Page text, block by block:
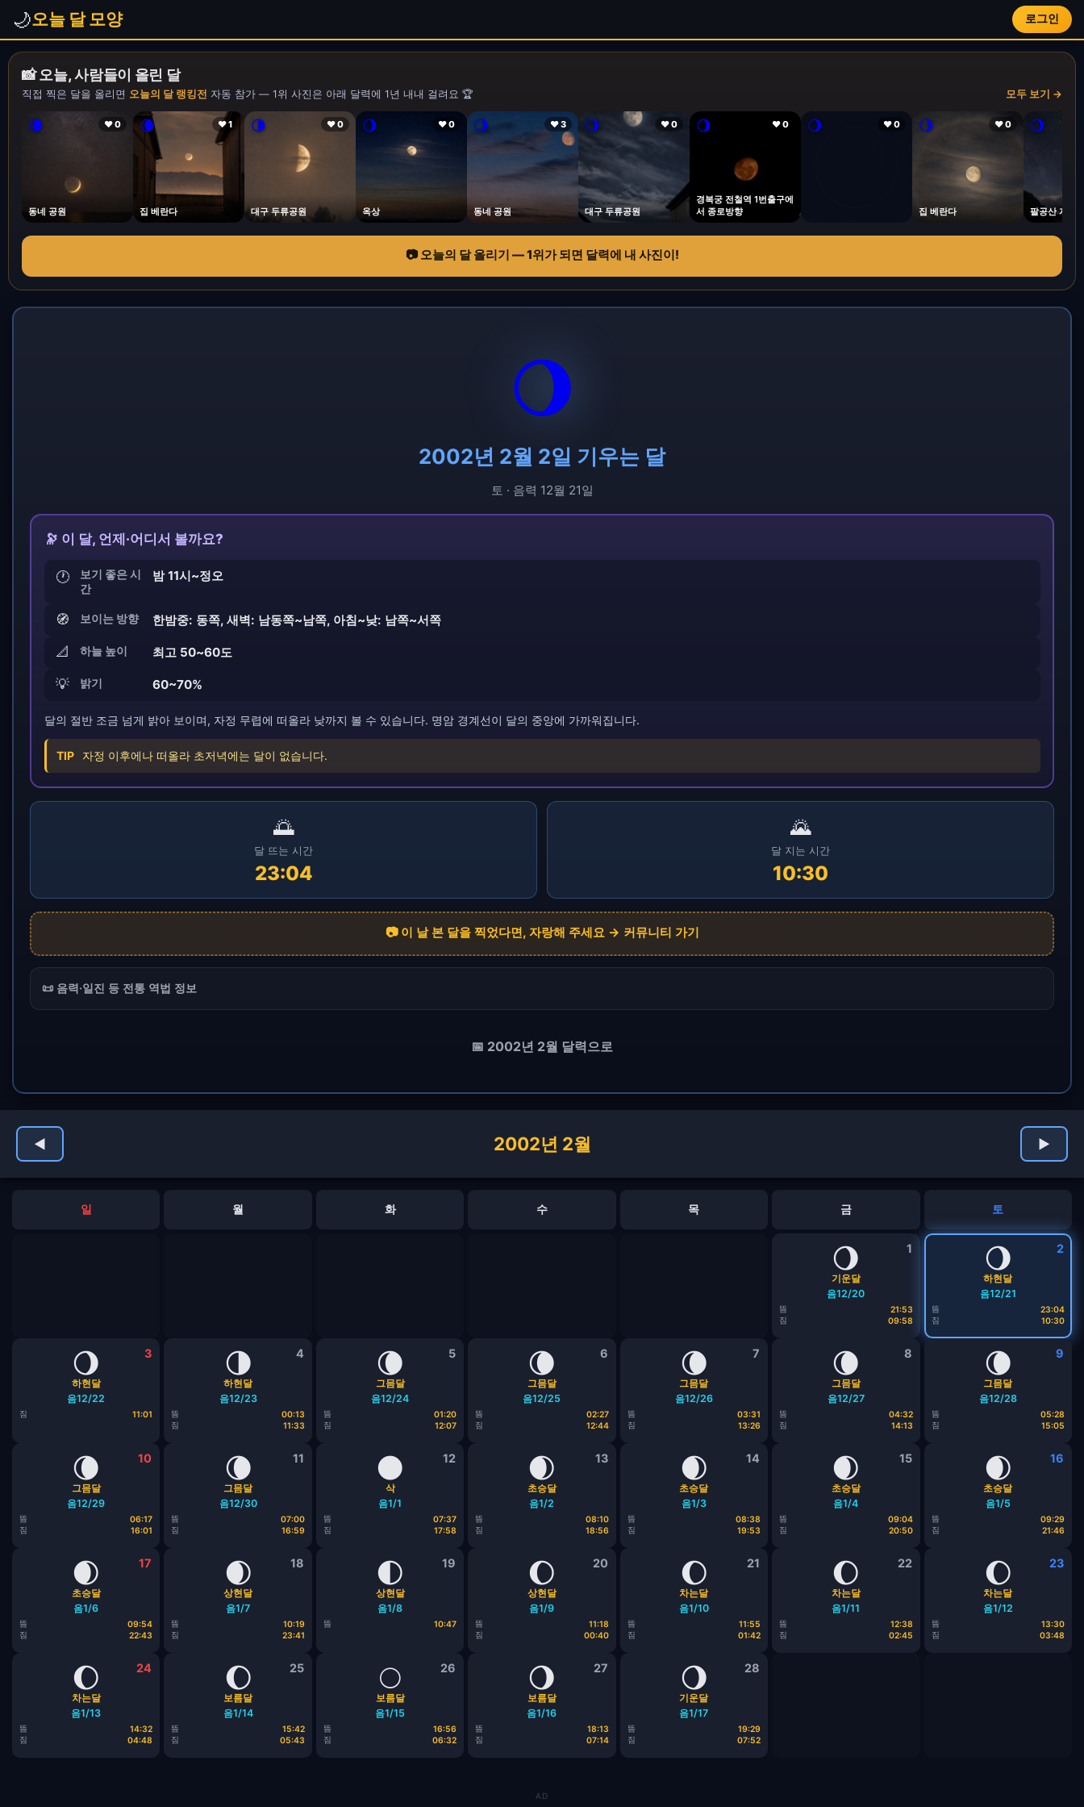
🌙오늘 달 모양 로그인
📸 오늘, 사람들이 올린 달
직접 찍은 달을 올리면 오늘의 달 랭킹전 자동 참가 — 1위 사진은 아래 달력에 1년 내내 걸려요 🏆 모두 보기 →
🌘 ❤ 0
동네 공원
🌘 ❤ 1
집 베란다
🌗 ❤ 0
대구 두류공원
🌖 ❤ 0
옥상
🌖 ❤ 3
동네 공원
🌖 ❤ 0
대구 두류공원
🌖 ❤ 0
경복궁 전철역 1번출구에
서 종로방향
🌖 ❤ 0 🌖 ❤ 0
집 베란다
🌖
팔공산 자락
📷 오늘의 달 올리기 — 1위가 되면 달력에 내 사진이!
🌖
2002년 2월 2일 기우는 달
토 · 음력 12월 21일
🔭 이 달, 언제·어디서 볼까요?
🕐
보기 좋은 시
간
밤 11시~정오
🧭 보이는 방향 한밤중: 동쪽, 새벽: 남동쪽~남쪽, 아침~낮: 남쪽~서쪽
📐 하늘 높이 최고 50~60도
💡 밝기 60~70%
달의 절반 조금 넘게 밝아 보이며, 자정 무렵에 떠올라 낮까지 볼 수 있습니다. 명암 경계선이 달의 중앙에 가까워집니다.
TIP 자정 이후에나 떠올라 초저녁에는 달이 없습니다.
🌅
달 뜨는 시간
23:04
🌄
달 지는 시간
10:30
📷 이 날 본 달을 찍었다면, 자랑해 주세요 → 커뮤니티 가기
📜 음력·일진 등 전통 역법 정보
📅 2002년 2월 달력으로
◀ 2002년 2월 ▶
일 월 화 수 목 금 토
1
🌖
기운달
음12/20
뜸
21:53
짐
09:58
2
🌖
하현달
음12/21
뜸
23:04
짐
10:30
3
🌖
하현달
음12/22
짐 11:01
4
🌗
하현달
음12/23
뜸
00:13
짐
11:33
5
🌘
그믐달
음12/24
뜸
01:20
짐
12:07
6
🌘
그믐달
음12/25
뜸
02:27
짐
12:44
7
🌘
그믐달
음12/26
뜸
03:31
짐
13:26
8
🌘
그믐달
음12/27
뜸
04:32
짐
14:13
9
🌘
그믐달
음12/28
뜸
05:28
짐
15:05
10
🌘
그믐달
음12/29
뜸
06:17
짐
16:01
11
🌘
그믐달
음12/30
뜸
07:00
짐
16:59
12
🌑
삭
음1/1
뜸
07:37
짐
17:58
13
🌒
초승달
음1/2
뜸
08:10
짐
18:56
14
🌒
초승달
음1/3
뜸
08:38
짐
19:53
15
🌒
초승달
음1/4
뜸
09:04
짐
20:50
16
🌒
초승달
음1/5
뜸
09:29
짐
21:46
17
🌒
초승달
음1/6
뜸
09:54
짐
22:43
18
🌒
상현달
음1/7
뜸
10:19
짐
23:41
19
🌓
상현달
음1/8
뜸 10:47
20
🌔
상현달
음1/9
뜸
11:18
짐
00:40
21
🌔
차는달
음1/10
뜸
11:55
짐
01:42
22
🌔
차는달
음1/11
뜸
12:38
짐
02:45
23
🌔
차는달
음1/12
뜸
13:30
짐
03:48
24
🌔
차는달
음1/13
뜸
14:32
짐
04:48
25
🌔
보름달
음1/14
뜸
15:42
짐
05:43
26
🌕
보름달
음1/15
뜸
16:56
짐
06:32
27
🌖
보름달
음1/16
뜸
18:13
짐
07:14
28
🌖
기운달
음1/17
뜸
19:29
짐
07:52
AD